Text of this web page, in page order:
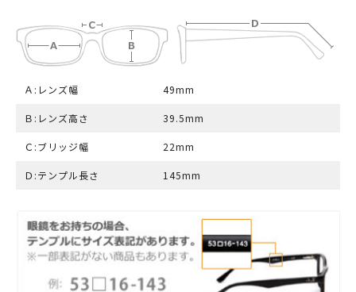
Ａ:レンズ幅 49mm
Ｂ:レンズ高さ 39.5mm
Ｃ:ブリッジ幅 22mm
Ｄ:テンプル長さ 145mm